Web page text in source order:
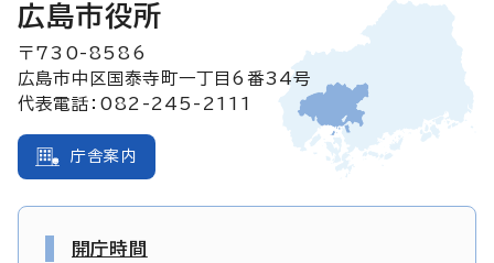
広島市役所
〒730-8586
広島市中区国泰寺町一丁目6番34号
代表電話：082-245-2111
庁舎案内
開庁時間